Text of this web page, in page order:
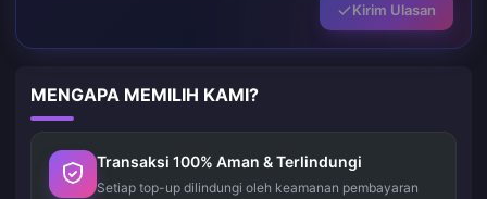
Kirim Ulasan
MENGAPA MEMILIH KAMI?
Transaksi 100% Aman & Terlindungi
Setiap top-up dilindungi oleh keamanan pembayaran